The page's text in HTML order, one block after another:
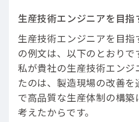
生産技術エンジニアを目
生産技術エンジニアを目
の例文は、以下のとおりで
私が貴社の生産技術エンジ
たのは、製造現場の改善を
で高品質な生産体制の構築
考えたからです。